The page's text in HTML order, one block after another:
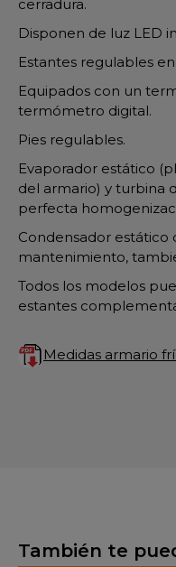
cerradura.
Disponen de luz LED
Estantes regulables
Equipados con un
termómetro digital.
Pies regulables.
Evaporador estático
del armario) y turbina
perfecta
Condensador estático
mantenimiento,
Todos los modelos
estantes
Medidas armario
También te